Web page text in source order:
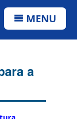
MENU
a